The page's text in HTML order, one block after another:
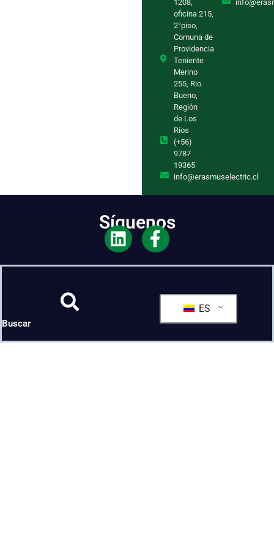
1208,
oficina 215,
2°piso,
Comuna de
Providencia
Teniente
Merino
255, Rio
Bueno,
Región
de Los
Ríos
(+56)
9787
19365
info@erasmuselectric.cl
Síguenos
Buscar
ES